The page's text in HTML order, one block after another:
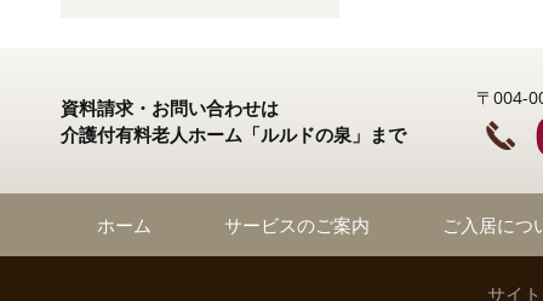
資料請求・お問い合わせは
介護付有料老人ホーム「ルルドの泉」まで
〒004-
ホーム サービスのご案内 ご入居につ
サイ